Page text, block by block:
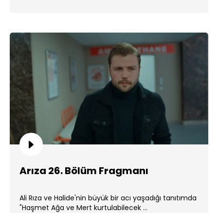
Arıza 26. Bölüm Fragmanı
Ali Rıza ve Halide'nin büyük bir acı yaşadığı tanıtımda
"Haşmet Ağa ve Mert kurtulabilecek ...